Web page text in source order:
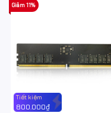
Tiết kiệm
800.000₫
Giảm 11%